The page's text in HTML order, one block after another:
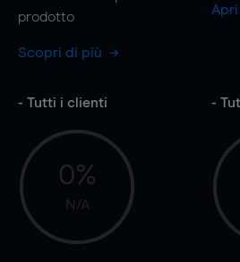
prodotto
Scopri di più
- Tutti i clienti
0%
N/A
-